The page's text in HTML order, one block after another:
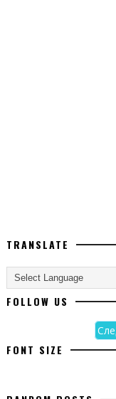
TRANSLATE
FOLLOW US
FONT SIZE